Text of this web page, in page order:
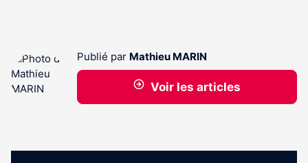
Publié par Mathieu MARIN
Voir les articles